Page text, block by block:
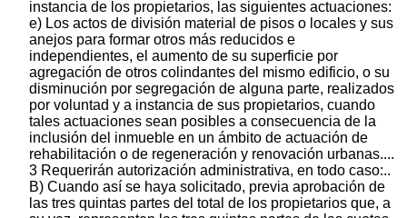
instancia de los propietarios, las siguientes actuaciones:
e) Los actos de división material de pisos o locales y sus
anejos para formar otros más reducidos e
independientes, el aumento de su superficie por
agregación de otros colindantes del mismo edificio, o su
disminución por segregación de alguna parte, realizados
por voluntad y a instancia de sus propietarios, cuando
tales actuaciones sean posibles a consecuencia de la
inclusión del inmueble en un ámbito de actuación de
rehabilitación o de regeneración y renovación urbanas....
3 Requerirán autorización administrativa, en todo caso:..
B) Cuando así se haya solicitado, previa aprobación de
las tres quintas partes del total de los propietarios que, a